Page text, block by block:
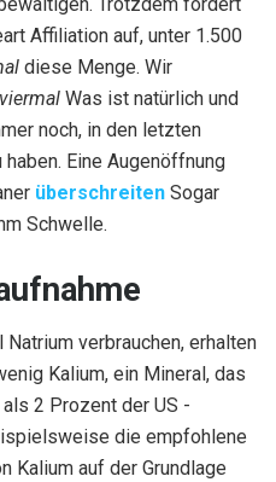
Affiliation auf, unter 1.500
diese Menge. Wir
viermal Was ist natürlich und
noch, in den letzten
Eine Augenöffnung
überschreiten Sogar
Schwelle.
verbrauchen, erhalten
Kalium, ein Mineral, das
2 Prozent der US -
die empfohlene
Kalium auf der Grundlage